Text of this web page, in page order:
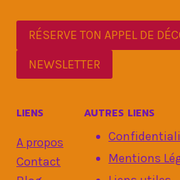
RÉSERVE TON APPEL DE
NEWSLETTER
LIENS
A propos
Contact
AUTRES LIENS
Mentions